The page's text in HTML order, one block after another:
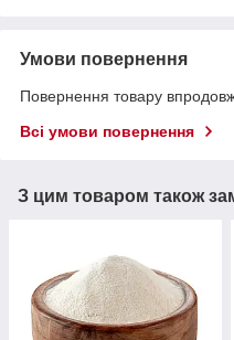
Умови повернення
Повернення товару
Всі умови повернення
З цим товаром також